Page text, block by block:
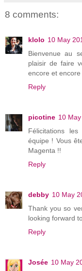
8 comments:
klolo 10 May
Bienvenue au
plaisir de faire
encore et
Reply
picotine 10
Félicitations
équipe ! Vous
Magenta !!
Reply
debby 10 May
Thank you so
looking forward
Reply
Josée 10 May